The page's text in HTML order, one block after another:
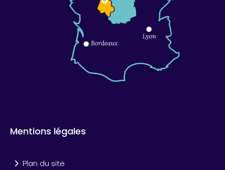
Mentions légales
Plan du site